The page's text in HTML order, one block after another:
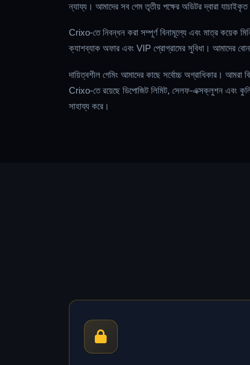
ন্যায্য। আমাদের সব গেম তৃতীয় পক্ষের অডিটর দ্বারা
Crixo-তে নিবন্ধন করা সম্পূর্ণ বিনামূল্যে এবং মাত্র কয়েক
ক্যাশব্যাক অফার এবং VIP প্রোগ্রামের সুবিধা। আমাদের
দায়িত্বশীল গেমিং আমাদের কাছে সর্বোচ্চ অগ্রাধিকার।
Crixo-তে রয়েছে ডিপোজিট লিমিট, সেলফ-এক্সক্লুশন এবং
সাহায্য করে।